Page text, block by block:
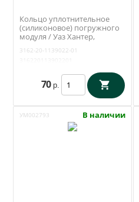
Кольцо уплотнительное
(силиконовое) погружного
модуля / Уаз Хантер,
4213) / 3162-1139022
3162-20-1139022-01
70 р.
УМ002793 В наличии